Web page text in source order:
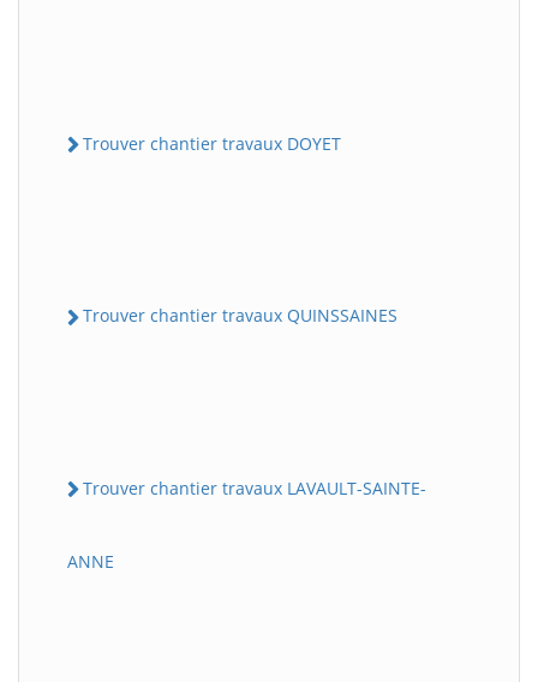
Trouver chantier travaux DOYET
Trouver chantier travaux QUINSSAINES
Trouver chantier travaux LAVAULT-SAINTE-
ANNE